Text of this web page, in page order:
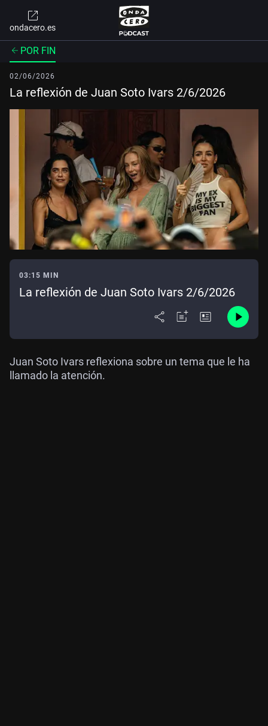
ondacero.es
POR FIN
02/06/2026
La reflexión de Juan Soto Ivars 2/6/2026
03:15 MIN
La reflexión de Juan Soto Ivars 2/6/2026
Juan Soto Ivars reflexiona sobre un tema que le ha
llamado la atención.